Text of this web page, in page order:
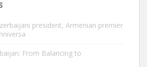
president, Armenian premier
From Balancing to